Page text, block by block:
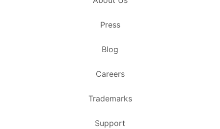
Press
Blog
Careers
Trademarks
Support